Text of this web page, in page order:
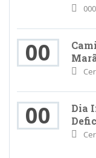
00
00
Dia